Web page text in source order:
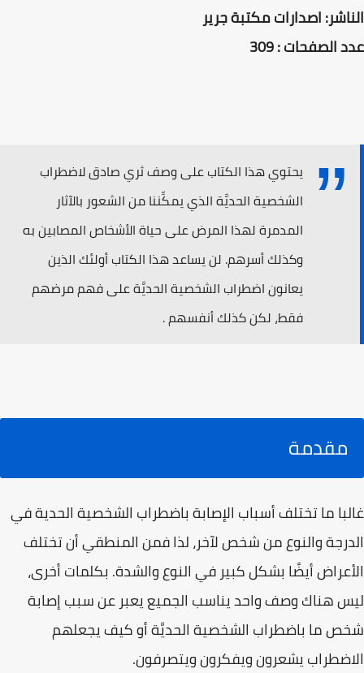
الناشر: اصدارات مكتبة جرير‎
عدد الصفحات : ‎309‎‎
يحتوي هذا الكتاب على وصف ثري صادق لاضطراب
الشخصية الحديَّة الذي يمكِّننا من الشعور بالآثار
المدمرة لهذا المرض على حياة الأشخاص المصابين به
وكذلك أسرهم. لن يساعد هذا الكتاب أولئك الذين
يعانون اضطراب الشخصية الحديَّة على فهم مرضهم
فقط، لكن كذلك أنفسهم .
مقدمة
غالبا ما تختلف أسباب الإصابة باضطراب الشخصية الحدية في
الدرجة والنوع من شخص لآخر، لذا فمن المنطقي أن تختلف
الأعراض أيضًا بشكل كبير في النوع والشدة. بكلمات أخرى،
ليس هناك وصف واحد يناسب الجميع يعبر عن سبب إصابة
شخص ما باضطراب الشخصية الحديَّة أو كيف يجعلهم
الاضطراب يشعرون ويفكرون ويتصرفون.